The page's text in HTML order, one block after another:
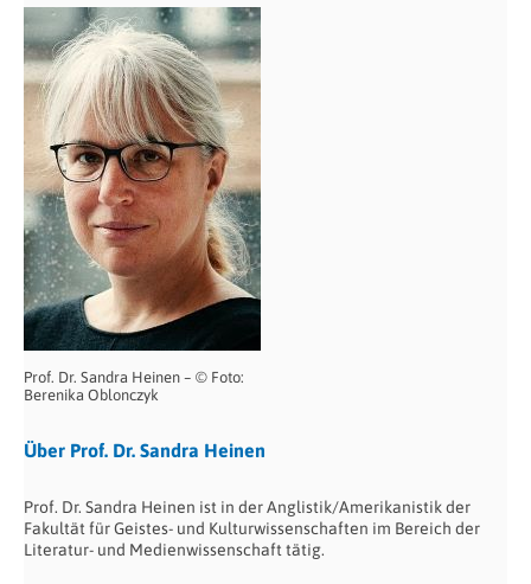
Prof. Dr. Sandra Heinen – © Foto:
Berenika Oblonczyk
Über Prof. Dr. Sandra Heinen
Prof. Dr. Sandra Heinen ist in der Anglistik/Amerikanistik der
Fakultät für Geistes- und Kulturwissenschaften im Bereich der
Literatur- und Medienwissenschaft tätig.